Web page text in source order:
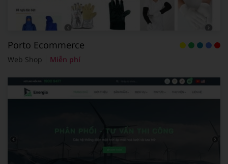
Porto Ecommerce
Web Shop Miễn phí